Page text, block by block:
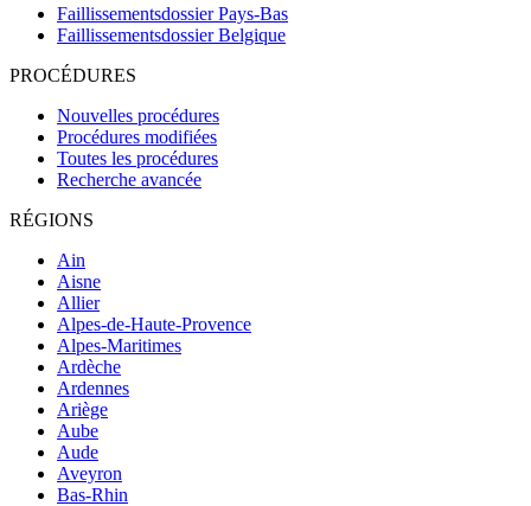
Faillissementsdossier Pays-Bas
Faillissementsdossier Belgique
PROCÉDURES
Nouvelles procédures
Procédures modifiées
Toutes les procédures
Recherche avancée
RÉGIONS
Ain
Aisne
Allier
Alpes-de-Haute-Provence
Alpes-Maritimes
Ardèche
Ardennes
Ariège
Aube
Aude
Aveyron
Bas-Rhin